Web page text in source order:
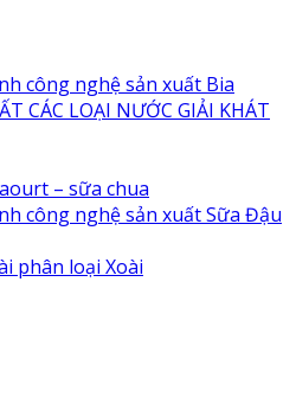
công nghệ sản xuất Bia
CÁC LOẠI NƯỚC GIẢI KHÁT
– sữa chua
công nghệ sản xuất Sữa Đậu
phân loại Xoài